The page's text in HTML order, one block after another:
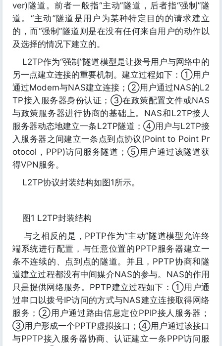
ver)隧道。前者一般指“主动”隧道，后者指“强制”隧
道。“主动”隧道是用户为某种特定目的的请求建立
的，而“强制”隧道则是在没有任何来自用户的动作以
及选择的情况下建立的。
L2TP作为“强制”隧道模型是让拨号用户与网络中的
另一点建立连接的重要机制。建立过程如下：①用户
通过Modem与NAS建立连接；②用户通过NAS的L2
TP接入服务器身份认证；③在政策配置文件或NAS
与政策服务器进行协商的基础上。NAS和L2TP接人
服务器动态地建立一条L2TP隧道；④用户与L2TP接
入服务器之间建立一条点到点协议(Point to Point Pr
otocol，PPP)访问服务隧道；⑤用户通过该隧道获
得VPN服务。
L2TP协议封装结构如图1所示。
图1 L2TP封装结构
与之相反的是，PPTP作为“主动”隧道模型允许终
端系统进行配置，与任意位置的PPTP服务器建立一
条不连续的、点到点的隧道。并且，PPTP协商和隧
道建立过程都没有中间媒介NAS的参与。NAS的作用
只是提供网络服务。PPTP建立过程如下：①用户通
过串口以拨号IP访问的方式与NAS建立连接取得网络
服务；②用户通过路由信息定位PPIP接人服务器；
③用户形成一个PPTP虚拟接口；④用户通过该接口
与PPTP接入服务器协商、认证建立一条PPP访问服